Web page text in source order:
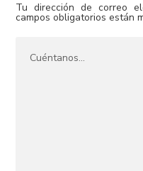
Tu dirección de correo
campos obligatorios están